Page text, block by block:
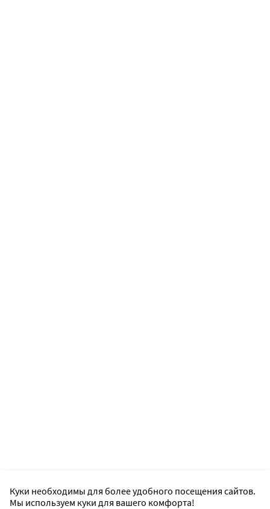
Куки необходимы для более удобного посещения сайтов.
Мы используем куки для вашего комфорта!